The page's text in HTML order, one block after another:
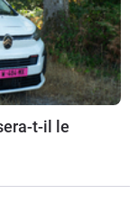
t-il le